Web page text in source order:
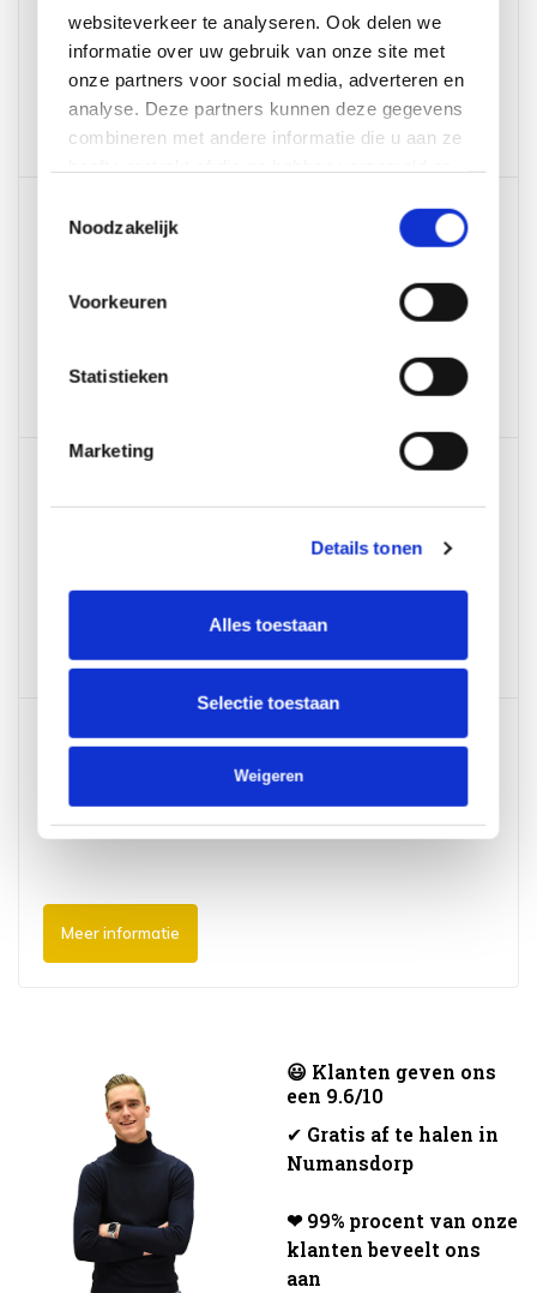
websiteverkeer te analyseren. Ook delen we
informatie over uw gebruik van onze site met
onze partners voor social media, adverteren en
analyse. Deze partners kunnen deze gegevens
combineren met andere informatie die u aan ze
Noodzakelijk
Voorkeuren
Statistieken
Marketing
Details tonen
Alles toestaan
Selectie toestaan
Weigeren
NL857355107B01
68234716
Meer informatie
AVH Outdoor Tuinmeubelen Megastore -
Nijkerk (1500m2)
3861 RD Nijkerk
Meer informatie
AVH Outdoor Tuinmeubelen Megastore -
AVH Outdoor Tuinmeubelen Megastore -
Meer informatie
😃 Klanten geven ons
een 9.6/10
✔ Gratis af te halen in
Numansdorp
❤ 99% procent van onze
klanten beveelt ons
aan